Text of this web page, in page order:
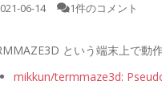
06-14 1件のコメント
という端末上で動
mikkun/termmaze3d: